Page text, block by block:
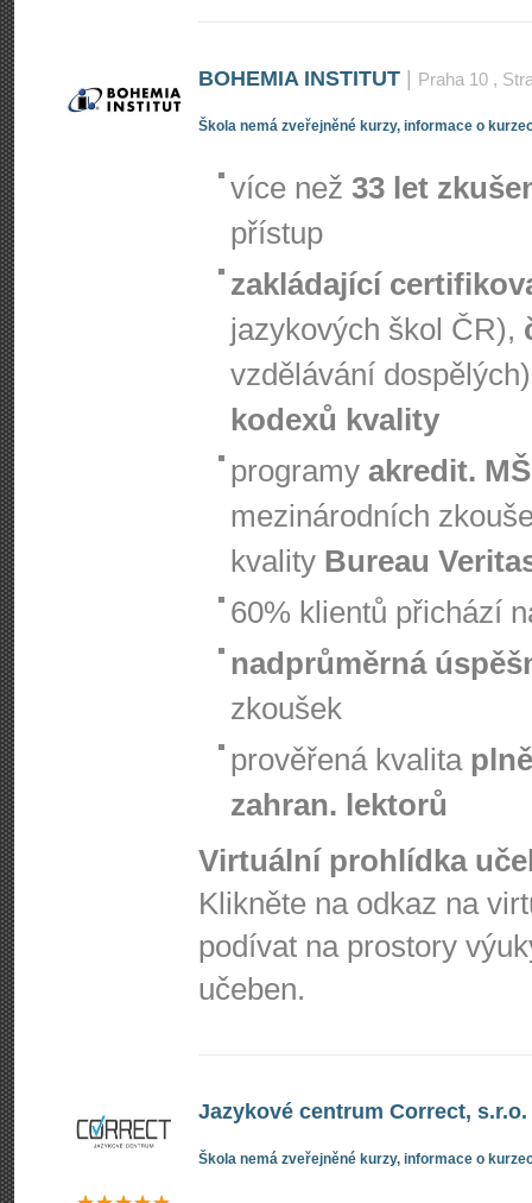
BOHEMIA INSTITUT Praha 10 ,
Škola nemá zveřejněné kurzy, informace o
více než 33 let
přístup
zakládající
jazykových škol ČR),
vzdělávání
kodexů kvality
programy akredit.
mezinárodních
kvality Bureau
60% klientů přichází
nadprůměrná
zkoušek
prověřená kvalita
zahran. lektorů
Virtuální prohlídka
Klikněte na odkaz na
podívat na prostory
učeben.
Jazykové centrum Correct, s.r.o.
Škola nemá zveřejněné kurzy, informace o